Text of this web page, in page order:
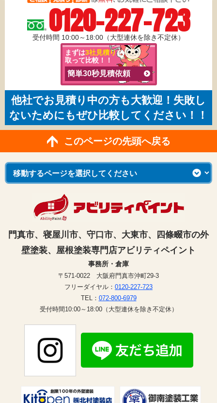
0120-227-723
受付時間 10:00～18:00（大型連休を除き不定休）
まずは3社見積りを
取って比較！！
簡単30秒見積依頼
他社でお見積り中の方も大歓迎！失敗し
ないためにもぜひ比較してください！！
このページの先頭へ戻る
門真市、寝屋川市、守口市、大東市、四條畷市の外
壁塗装、屋根塗装専門店アビリティペイント
事務所・倉庫
〒571-0022 大阪府門真市沖町29-3
フリーダイヤル： 0120-227-723
TEL： 072-800-6979
受付時間10:00～18:00（大型連休を除き不定休）